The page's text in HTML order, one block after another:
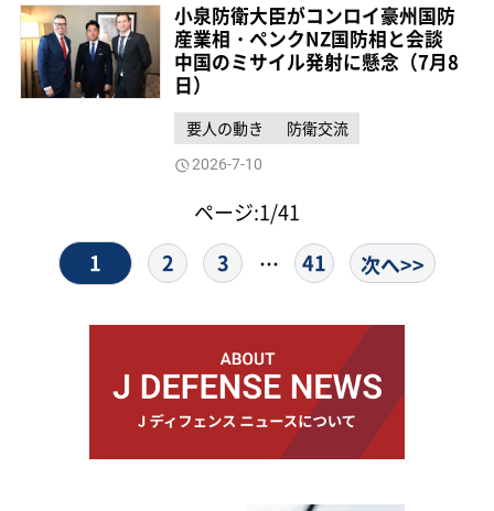
小泉防衛大臣がコンロイ豪州国防
産業相・ペンクNZ国防相と会談
中国のミサイル発射に懸念（7月8
日）
要人の動き 防衛交流
2026-7-10
ページ:1/41
1
2 3 … 41 次へ>>